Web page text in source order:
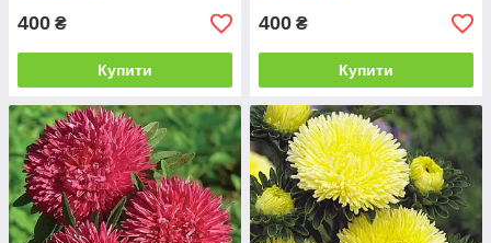
400 ₴
Купити
400 ₴
Купити